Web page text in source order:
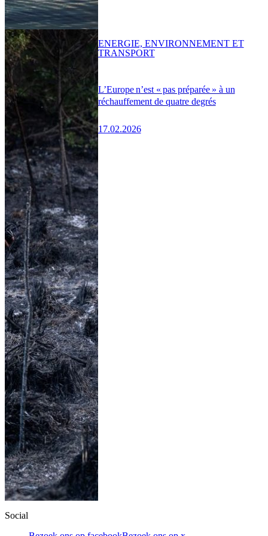
L’Europe n’est « pas préparée » à un
réchauffement de quatre degrés
17.02.2026
ENERGIE, ENVIRONNEMENT ET
TRANSPORT
Social